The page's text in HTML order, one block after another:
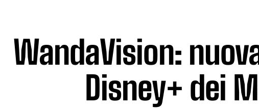
WandaVision:
Disney+ dei